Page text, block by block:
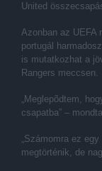
United
Azonban az UEFA
portugál
is mutatkozhat a
Rangers meccsen.
„Meglepõdtem,
csapatba” –
„Számomra ez
megtörténik, de